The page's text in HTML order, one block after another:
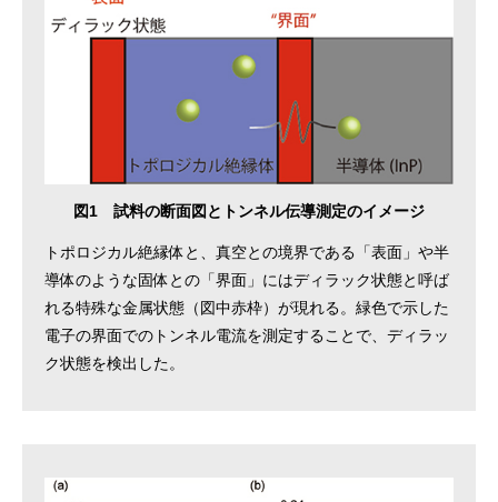
図1 試料の断面図とトンネル伝導測定のイメージ
トポロジカル絶縁体と、真空との境界である「表面」や半
導体のような固体との「界面」にはディラック状態と呼ば
れる特殊な金属状態（図中赤枠）が現れる。緑色で示した
電子の界面でのトンネル電流を測定することで、ディラッ
ク状態を検出した。